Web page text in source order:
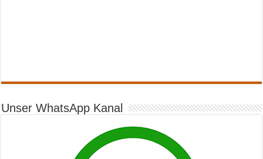
Unser WhatsApp Kanal